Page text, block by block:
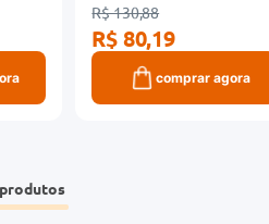
R$ 130,88
R$ 80,19
comprar agora